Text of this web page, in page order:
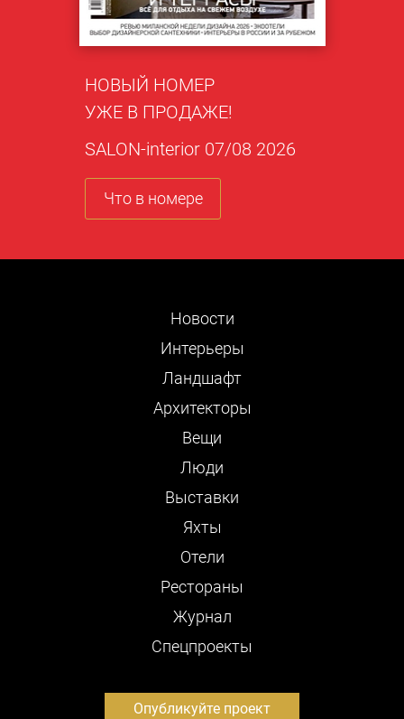
НОВЫЙ НОМЕР
УЖЕ В ПРОДАЖЕ!
SALON-interior 07/08 2026
Что в номере
Новости
Интерьеры
Ландшафт
Архитекторы
Вещи
Люди
Выставки
Яхты
Отели
Рестораны
Журнал
Cпецпроекты
Опубликуйте проект